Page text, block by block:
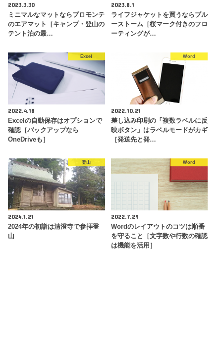
2023.3.30
ミニマルなマットならプロモンテ
のエアマット［キャンプ・登山の
テント泊の最…
2023.8.1
ライフジャケットを買うならブル
ーストーム［桜マーク付きのフロ
ーティングが…
Excel
2022.4.18
Excelの自動保存はオプションで
確認［バックアップなら
OneDriveも］
Word
2022.10.21
差し込み印刷の「複数ラベルに反
映ボタン」はラベルモードがカギ
［発送先と発…
登山
2024.1.21
2024年の初詣は清澄寺で参拝登
山
Word
2022.7.29
Wordのレイアウトのコツは順番
を守ること［文字数や行数の確認
は機能を活用］